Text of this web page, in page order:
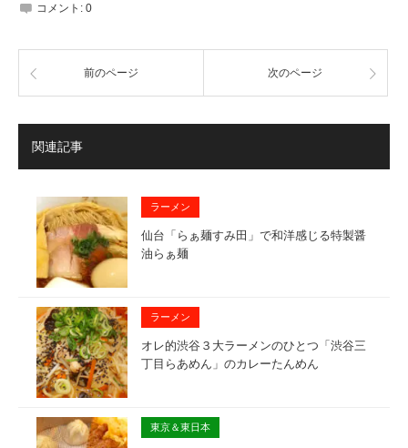
コメント: 0
前のページ 次のページ
関連記事
ラーメン
仙台「らぁ麺すみ田」で和洋感じる特製醤
油らぁ麺
ラーメン
オレ的渋谷３大ラーメンのひとつ「渋谷三
丁目らあめん」のカレーたんめん
東京＆東日本